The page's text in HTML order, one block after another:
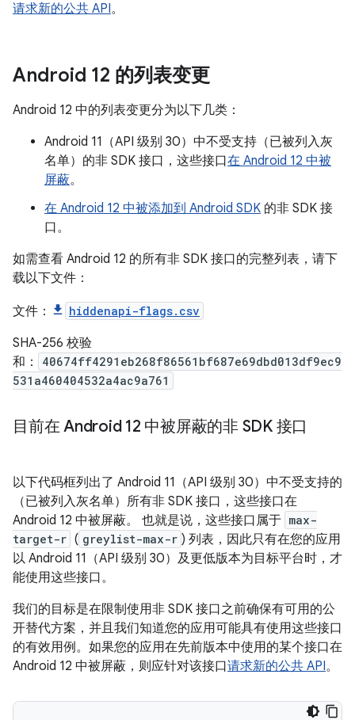
请求新的公共 API。
Android 12 的列表变更
Android 12 中的列表变更分为以下几类：
Android 11（API 级别 30）中不受支持（已被列入灰
名单）的非 SDK 接口，这些接口在 Android 12 中被
屏蔽。
在 Android 12 中被添加到 Android SDK 的非 SDK 接
口。
如需查看 Android 12 的所有非 SDK 接口的完整列表，请下
载以下文件：
文件： hiddenapi-flags.csv
SHA-256 校验
和：
40674ff4291eb268f86561bf687e69dbd013df9ec9
531a460404532a4ac9a761
目前在 Android 12 中被屏蔽的非 SDK 接口
以下代码框列出了 Android 11（API 级别 30）中不受支持的
（已被列入灰名单）所有非 SDK 接口，这些接口在
Android 12 中被屏蔽。 也就是说，这些接口属于 max-
target-r ( greylist-max-r ) 列表，因此只有在您的应用
以 Android 11（API 级别 30）及更低版本为目标平台时，才
能使用这些接口。
我们的目标是在限制使用非 SDK 接口之前确保有可用的公
开替代方案，并且我们知道您的应用可能具有使用这些接口
的有效用例。如果您的应用在先前版本中使用的某个接口在
Android 12 中被屏蔽，则应针对该接口请求新的公共 API。